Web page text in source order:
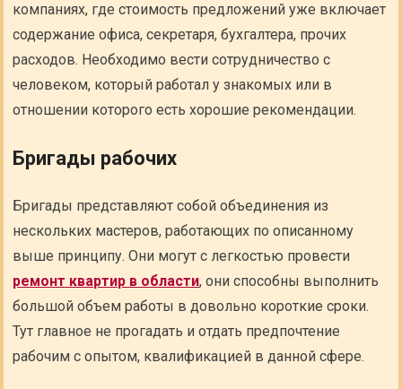
компаниях, где стоимость предложений уже включает
содержание офиса, секретаря, бухгалтера, прочих
расходов. Необходимо вести сотрудничество с
человеком, который работал у знакомых или в
отношении которого есть хорошие рекомендации.
Бригады рабочих
Бригады представляют собой объединения из
нескольких мастеров, работающих по описанному
выше принципу. Они могут с легкостью провести
ремонт квартир в области, они способны выполнить
большой объем работы в довольно короткие сроки.
Тут главное не прогадать и отдать предпочтение
рабочим с опытом, квалификацией в данной сфере.